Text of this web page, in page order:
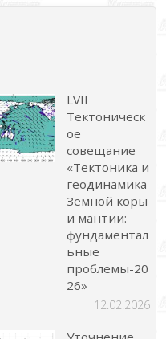
LVII
Тектоническ
ое
совещание
«Тектоника и
геодинамика
Земной коры
и мантии:
фундаментал
ьные
проблемы-20
26»
12.02.2026